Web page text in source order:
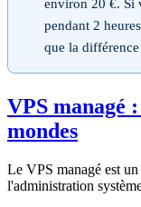
environ 20 €. Si
pendant 2
que la
VPS managé
mondes
Le VPS managé est
l'administration